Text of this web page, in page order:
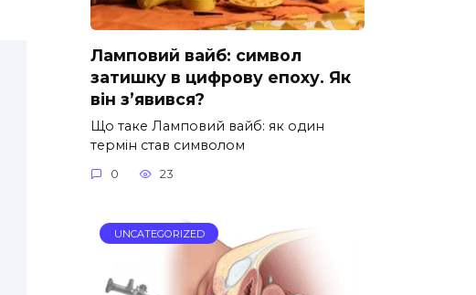
Ламповий вайб: символ
затишку в цифрову епоху. Як
він з’явився?
Що таке Ламповий вайб: як один
термін став символом
0 23
UNCATEGORIZED